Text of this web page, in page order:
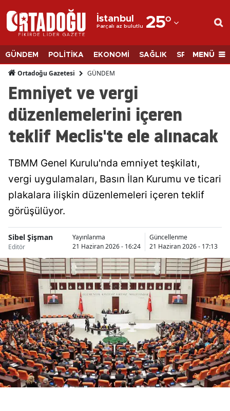
İstanbul
Parçalı az bulutlu 25°
Adana
Adıyaman
Afyonkarahisar
Ağrı
Amasya
Ankara
Antalya
Artvin
Aydın
Bingöl
Bitlis
Burdur
Bursa
Çanakkale
Çankırı
GÜNDEM POLİTİKA EKONOMİ SAĞLIK SPORMENÜ
Ortadoğu Gazetesi GÜNDEM
Emniyet ve vergi
düzenlemelerini içeren
teklif Meclis'te ele alınacak
TBMM Genel Kurulu'nda emniyet teşkilatı,
vergi uygulamaları, Basın İlan Kurumu ve ticari
plakalara ilişkin düzenlemeleri içeren teklif
görüşülüyor.
Sibel Şişman
Editör
Yayınlanma
21 Haziran 2026 - 16:24
Güncellenme
21 Haziran 2026 - 17:13